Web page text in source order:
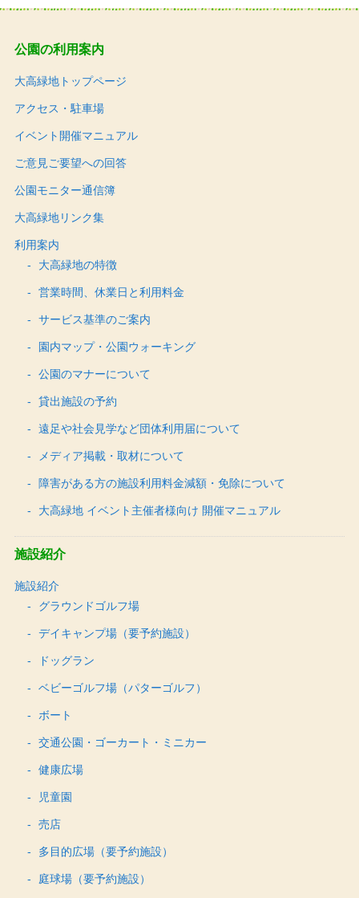
公園の利用案内
大高緑地トップページ
アクセス・駐車場
イベント開催マニュアル
ご意見ご要望への回答
公園モニター通信簿
大高緑地リンク集
利用案内
大高緑地の特徴
営業時間、休業日と利用料金
サービス基準のご案内
園内マップ・公園ウォーキング
公園のマナーについて
貸出施設の予約
遠足や社会見学など団体利用届について
メディア掲載・取材について
障害がある方の施設利用料金減額・免除について
大高緑地 イベント主催者様向け 開催マニュアル
施設紹介
施設紹介
グラウンドゴルフ場
デイキャンプ場（要予約施設）
ドッグラン
ベビーゴルフ場（パターゴルフ）
ボート
交通公園・ゴーカート・ミニカー
健康広場
児童園
売店
多目的広場（要予約施設）
庭球場（要予約施設）